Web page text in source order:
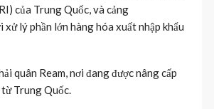
của Trung Quốc, và cảng
xử lý phần lớn hàng hóa xuất nhập khẩu
quân Ream, nơi đang được nâng cấp
Trung Quốc.